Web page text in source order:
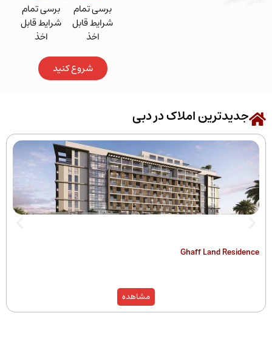
برسی تمام
شرایط قابل
اخذ
شروع کنید
املاک در دبی
Ghaff